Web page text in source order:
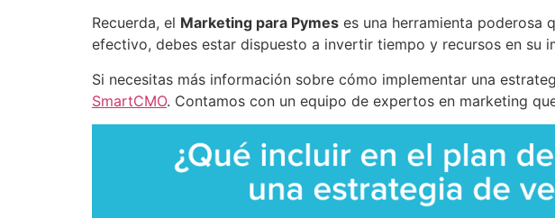
Recuerda, el Marketing para Pymes es una herramienta poderosa
efectivo, debes estar dispuesto a invertir tiempo y recursos en su
Si necesitas más información sobre cómo implementar una
SmartCMO. Contamos con un equipo de expertos en marketing